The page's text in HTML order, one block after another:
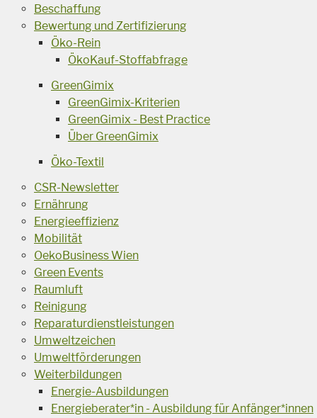
Beschaffung
Bewertung und Zertifizierung
Öko-Rein
ÖkoKauf-Stoffabfrage
GreenGimix
GreenGimix-Kriterien
GreenGimix - Best Practice
Über GreenGimix
Öko-Textil
CSR-Newsletter
Ernährung
Energieeffizienz
Mobilität
OekoBusiness Wien
Green Events
Raumluft
Reinigung
Reparaturdienstleistungen
Umweltzeichen
Umweltförderungen
Weiterbildungen
Energie-Ausbildungen
Energieberater*in - Ausbildung für Anfänger*innen